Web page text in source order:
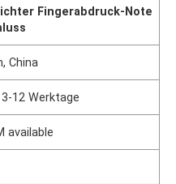
Fingerabdruck-Note
China
12 Werktage
available